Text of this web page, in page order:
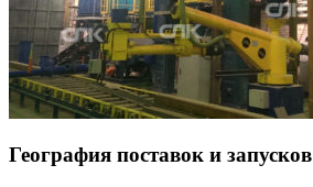
География поставок и запусков